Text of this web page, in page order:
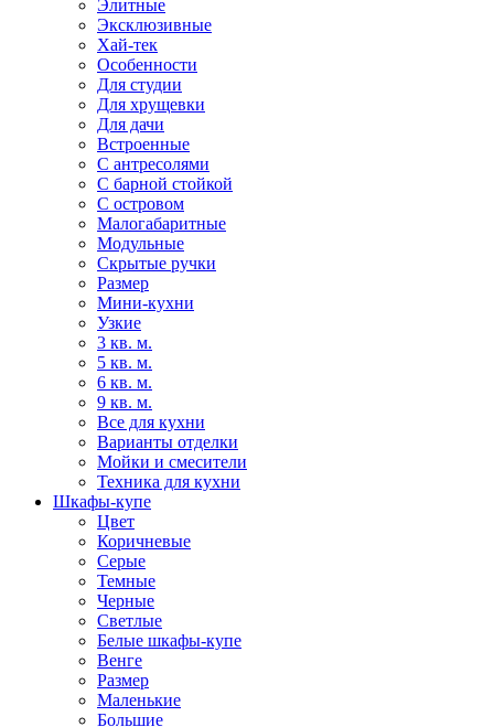
Элитные
Эксклюзивные
Хай-тек
Особенности
Для студии
Для хрущевки
Для дачи
Встроенные
С антресолями
С барной стойкой
С островом
Малогабаритные
Модульные
Скрытые ручки
Размер
Мини-кухни
Узкие
3 кв. м.
5 кв. м.
6 кв. м.
9 кв. м.
Все для кухни
Варианты отделки
Мойки и смесители
Техника для кухни
Шкафы-купе
Цвет
Коричневые
Серые
Темные
Черные
Светлые
Белые шкафы-купе
Венге
Размер
Маленькие
Большие